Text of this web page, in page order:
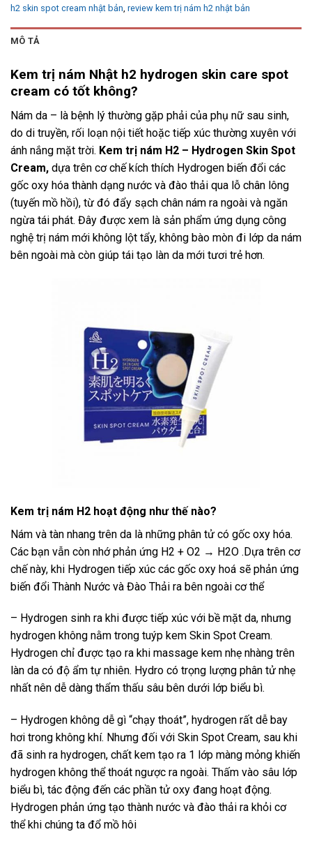
h2 skin spot cream nhật bản review kem trị nám h2 nhật bản
MÔ TẢ
Kem trị nám Nhật h2 hydrogen skin care spot
cream có tốt không?
Nám da – là bệnh lý thường gặp phải của phụ nữ sau sinh,
do di truyền, rối loạn nội tiết hoặc tiếp xúc thường xuyên với
ánh nắng mặt trời. Kem trị nám H2 – Hydrogen Skin Spot
Cream, dựa trên cơ chế kích thích Hydrogen biến đổi các
gốc oxy hóa thành dạng nước và đào thải qua lỗ chân lông
(tuyến mồ hồi), từ đó đẩy sạch chân nám ra ngoài và ngăn
ngừa tái phát. Đây được xem là sản phẩm ứng dụng công
nghệ trị nám mới không lột tẩy, không bào mòn đi lớp da nám
bên ngoài mà còn giúp tái tạo làn da mới tươi trẻ hơn.
Kem trị nám H2 hoạt động như thế nào?
Nám và tàn nhang trên da là những phân tử có gốc oxy hóa.
Các bạn vẫn còn nhớ phản ứng H2 + O2 → H2O .Dựa trên cơ
chế này, khi Hydrogen tiếp xúc các gốc oxy hoá sẽ phản ứng
biến đổi Thành Nước và Đào Thải ra bên ngoài cơ thể
– Hydrogen sinh ra khi được tiếp xúc với bề mặt da, nhưng
hydrogen không nằm trong tuýp kem Skin Spot Cream.
Hydrogen chỉ được tạo ra khi massage kem nhẹ nhàng trên
làn da có độ ẩm tự nhiên. Hydro có trọng lượng phân tử nhẹ
nhất nên dễ dàng thẩm thấu sâu bên dưới lớp biểu bì.
– Hydrogen không dễ gì “chạy thoát”, hydrogen rất dễ bay
hơi trong không khí. Nhưng đối với Skin Spot Cream, sau khi
đã sinh ra hydrogen, chất kem tạo ra 1 lớp màng mỏng khiến
hydrogen không thể thoát ngược ra ngoài. Thấm vào sâu lớp
biểu bì, tác động đến các phần tử oxy đang hoạt động.
Hydrogen phản ứng tạo thành nước và đào thải ra khỏi cơ
thể khi chúng ta đổ mồ hôi